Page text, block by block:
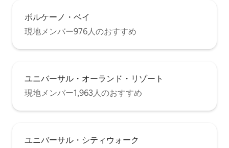
ボルケーノ・ベイ
現地メンバー976人のおすすめ
ユニバーサル・オーランド・リゾート
現地メンバー1,963人のおすすめ
ユニバーサル・シティウォーク